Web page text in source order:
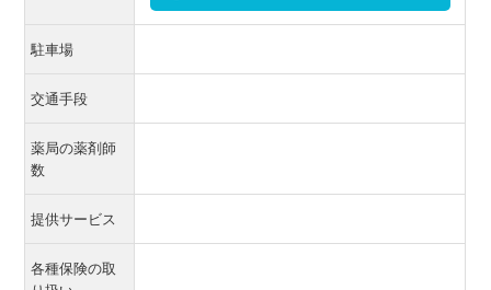
駐車場
交通手段
薬局の薬剤師
数
提供サービス
各種保険の取